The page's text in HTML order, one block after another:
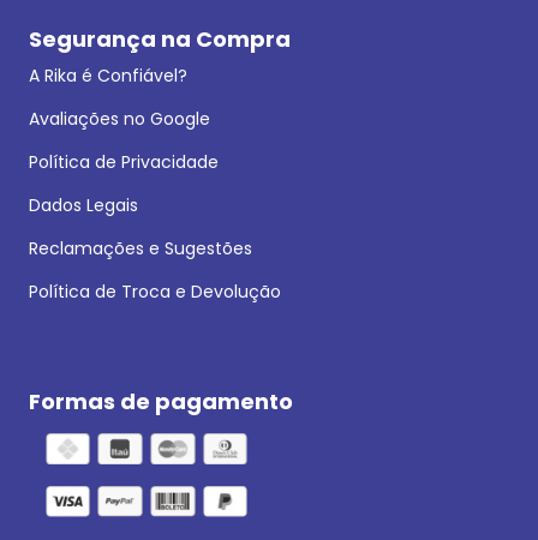
Segurança na Compra
A Rika é Confiável?
Avaliações no Google
Política de Privacidade
Dados Legais
Reclamações e Sugestões
Política de Troca e Devolução
Formas de pagamento